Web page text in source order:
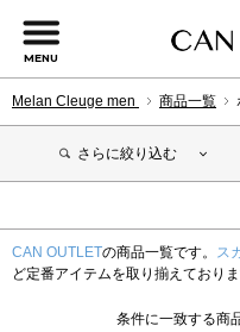
MENU
Melan Cleuge men 商品一覧
さらに絞り込む
CAN OUTLETの商品一覧です。 ス
ど定番アイテムを取り揃えておりま
条件に一致する商